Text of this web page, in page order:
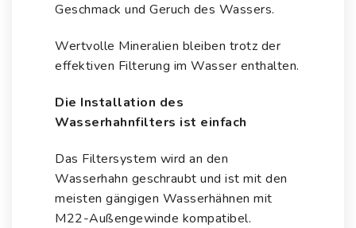
Geschmack und Geruch des Wassers.
Wertvolle Mineralien bleiben trotz der
effektiven Filterung im Wasser enthalten.
Die Installation des
Wasserhahnfilters ist einfach
Das Filtersystem wird an den
Wasserhahn geschraubt und ist mit den
meisten gängigen Wasserhähnen mit
M22-Außengewinde kompatibel.